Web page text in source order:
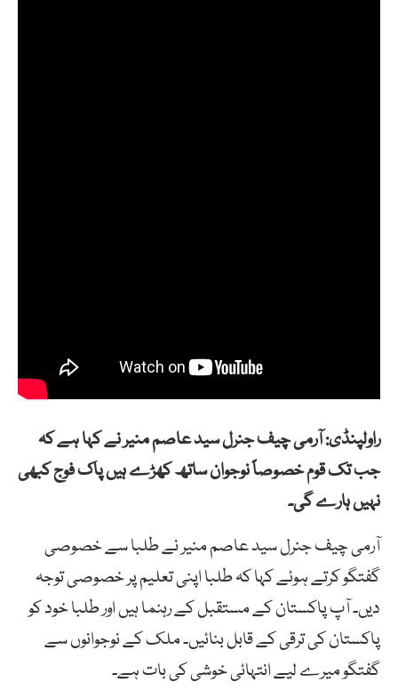
راولپنڈی: آرمی چیف جنرل سید عاصم منیر نے کہا ہے کہ
جب تک قوم خصوصاً نوجوان ساتھ کھڑے ہیں پاک فوج کبھی
نہیں ہارے گی۔
آرمی چیف جنرل سید عاصم منیر نے طلبا سے خصوصی
گفتگو کرتے ہوئے کہا کہ طلبا اپنی تعلیم پر خصوصی توجہ
دیں۔ آپ پاکستان کے مستقبل کے رہنما ہیں اور طلبا خود کو
پاکستان کی ترقی کے قابل بنائیں۔ ملک کے نوجوانوں سے
گفتگو میرے لیے انتہائی خوشی کی بات ہے۔